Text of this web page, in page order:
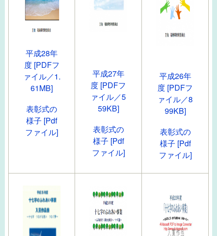
平成28年
度 [PDFフ
ァイル／1.
61MB]
表彰式の
様子 [Pdf
ファイル]
平成27年
度 [PDFフ
ァイル／5
59KB]
表彰式の
様子 [Pdf
ファイル]
平成26年
度 [PDFフ
ァイル／8
99KB]
表彰式の
様子 [Pdf
ファイル]